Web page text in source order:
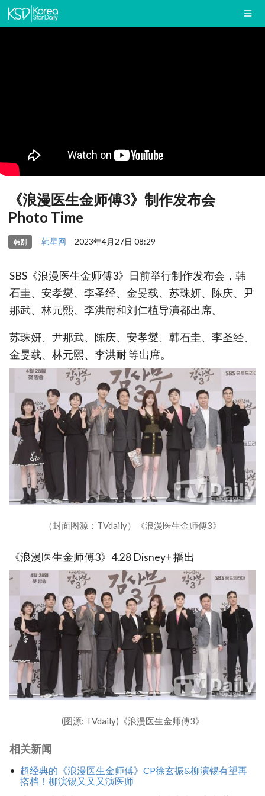
《浪漫医生金师傅3》制作发布会
Photo Time
韩剧 韩星网 2023年4月27日 08:29
SBS《浪漫医生金师傅3》日前举行制作发布会，韩
石圭、安孝燮、李圣经、金旻载、苏珠妍、陈庆、尹
那武、林元熙、李洪耐和刘仁植导演都出席。
苏珠妍、尹那武、陈庆、安孝燮、韩石圭、李圣经、
金旻载、林元熙、李洪耐 等出席。
（封面图源：TVdaily）《浪漫医生金师傅3》
《浪漫医生金师傅3》4.28 Disney+ 播出
(图源: TVdaily)《浪漫医生金师傅3》
相关新闻
超经典的《浪漫医生金师傅》CP徐玄振&柳演锡有望再
搭档！柳演锡又又又演医师